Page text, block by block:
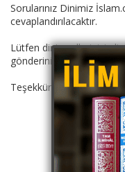
Sorularınız Dinimiz
cevaplandırılacaktır.
Lütfen dini suallerinizi:
gönderiniz.
Teşekkürler.